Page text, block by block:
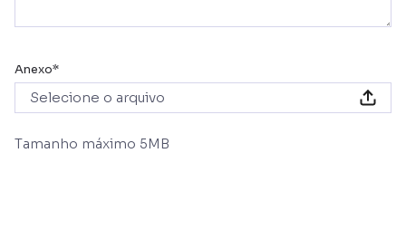
Anexo
Selecione o arquivo
Tamanho máximo 5MB